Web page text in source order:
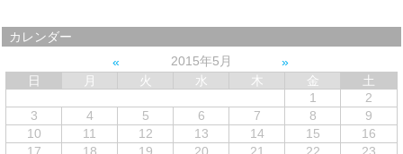
カレンダー
2015年5月
日
月 火 水 木 金
土
1
2
3
4 5 6 7 8
9
10
11 12 13 14 15
16
17
18 19 20 21 22
23